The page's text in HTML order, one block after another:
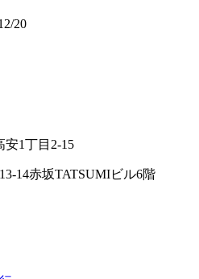
20
1丁目2-15
14赤坂TATSUMIビル6階